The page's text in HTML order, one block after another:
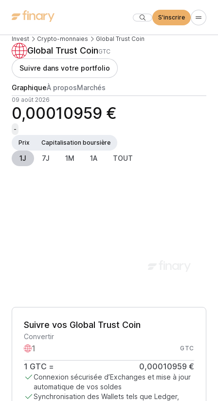
S'inscrire
Invest Crypto-monnaies Global Trust Coin
Global Trust CoinGTC
Suivre dans votre portfolio
GraphiqueÀ proposMarchés
09 août 2026
0,00010959 €
-
Prix
Capitalisation boursière
1J 7J 1M 1A TOUT
Suivre vos Global Trust Coin
Convertir
GTC
1 GTC = 0,00010959 €
Connexion sécurisée d’Exchanges et mise à jour
automatique de vos soldes
Synchronisation des Wallets tels que Ledger,